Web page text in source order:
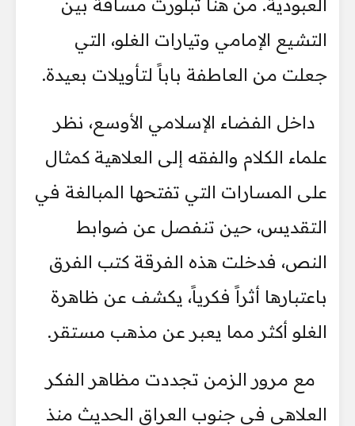
التشيع الإمامي وتيارات الغلو، التي
جعلت من العاطفة باباً لتأويلات بعيدة.
داخل الفضاء الإسلامي الأوسع، نظر
علماء الكلام والفقه إلى العلاهية كمثال
على المسارات التي تفتحها المبالغة في
التقديس، حين تنفصل عن ضوابط
النص، فدخلت هذه الفرقة كتب الفرق
باعتبارها أثراً فكرياً، يكشف عن ظاهرة
الغلو أكثر مما يعبر عن مذهب مستقر.
مع مرور الزمن تجددت مظاهر الفكر
العلاهي في جنوب العراق الحديث منذ